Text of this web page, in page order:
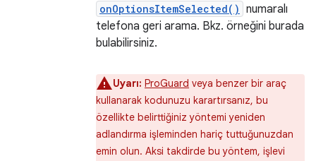
onOptionsItemSelected() numaralı
telefona geri arama. Bkz. örneğini burada
bulabilirsiniz.
Uyarı: ProGuard veya benzer bir araç
kullanarak kodunuzu karartırsanız, bu
özellikte belirttiğiniz yöntemi yeniden
adlandırma işleminden hariç tuttuğunuzdan
emin olun. Aksi takdirde bu yöntem, işlevi